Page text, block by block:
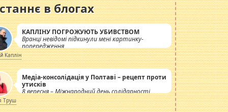
в блогах
КАПЛІНУ ПОГРОЖУЮТЬ УБИВСТВОМ
Вранці невідомі підкинули мені картинку-
попередження
Каплін
Медіа-консолідація у Полтаві – рецепт проти
утисків
8 вересня – Міжнародний день солідарності
журналістів.
Труш